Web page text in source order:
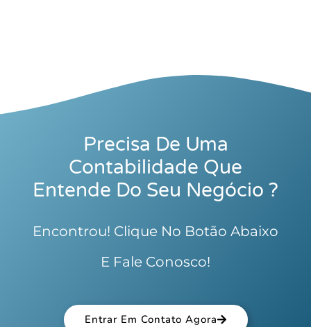
Precisa De Uma
Contabilidade Que
Entende Do Seu Negócio ?
Encontrou! Clique No Botão Abaixo
E Fale Conosco!
Entrar Em Contato Agora